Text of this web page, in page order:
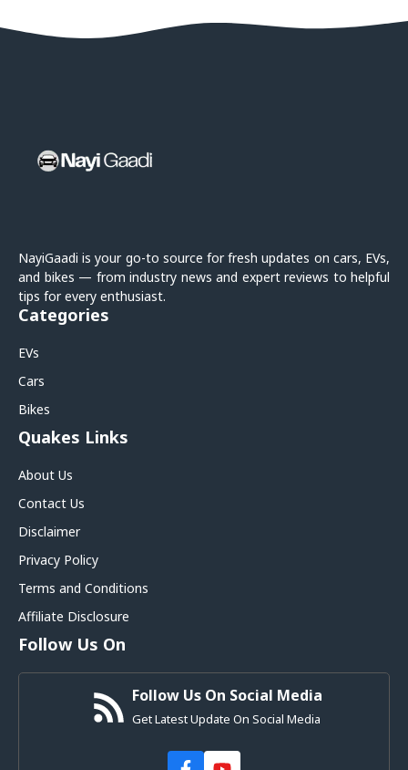
NayiGaadi is your go-to source for fresh updates on cars, EVs,
and bikes — from industry news and expert reviews to helpful
tips for every enthusiast.
Categories
EVs
Cars
Bikes
Quakes Links
About Us
Contact Us
Disclaimer
Privacy Policy
Terms and Conditions
Affiliate Disclosure
Follow Us On
Follow Us On Social Media
Get Latest Update On Social Media